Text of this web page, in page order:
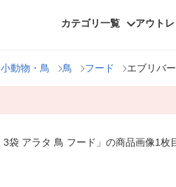
カテゴリ一覧 アウトレ
小動物・鳥 鳥 フード エブリバ